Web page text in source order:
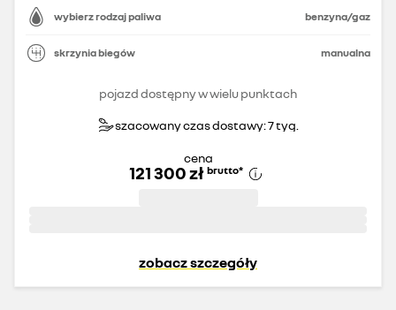
wybierz rodzaj paliwa benzyna/gaz
skrzynia biegów manualna
pojazd dostępny w wielu punktach
szacowany czas dostawy: 7 tyg.
cena
121 300 zł brutto*
zobacz szczegóły